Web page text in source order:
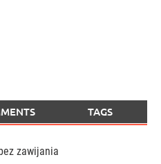
TAGS
zawijania